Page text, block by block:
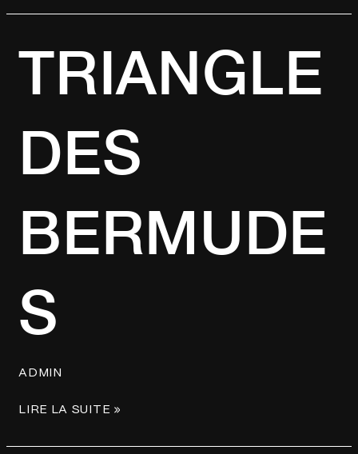
TRIANGLE
DES
BERMUDE
S
ADMIN
DES
BERMUDES
LIRE LA SUITE »